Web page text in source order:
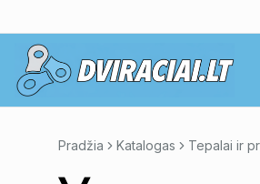
Pradžia Katalogas Tepalai ir